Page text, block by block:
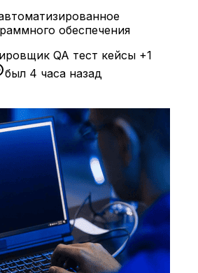
обеспечения
QA тест кейсы +1
был 4 часа назад